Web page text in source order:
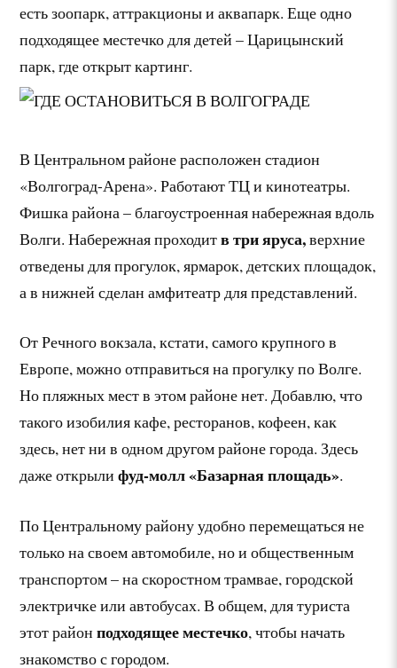
есть зоопарк, аттракционы и аквапарк. Еще одно
подходящее местечко для детей – Царицынский
парк, где открыт картинг.
В Центральном районе расположен стадион
«Волгоград-Арена». Работают ТЦ и кинотеатры.
Фишка района – благоустроенная набережная вдоль
Волги. Набережная проходитв три яруса,верхние
отведены для прогулок, ярмарок, детских площадок,
а в нижней сделан амфитеатр для представлений.
От Речного вокзала, кстати, самого крупного в
Европе, можно отправиться на прогулку по Волге.
Но пляжных мест в этом районе нет. Добавлю, что
такого изобилия кафе, ресторанов, кофеен, как
здесь, нет ни в одном другом районе города. Здесь
даже открылифуд-молл «Базарная площадь».
По Центральному району удобно перемещаться не
только на своем автомобиле, но и общественным
транспортом – на скоростном трамвае, городской
электричке или автобусах. В общем, для туриста
этот районподходящее местечко, чтобы начать
знакомство с городом.